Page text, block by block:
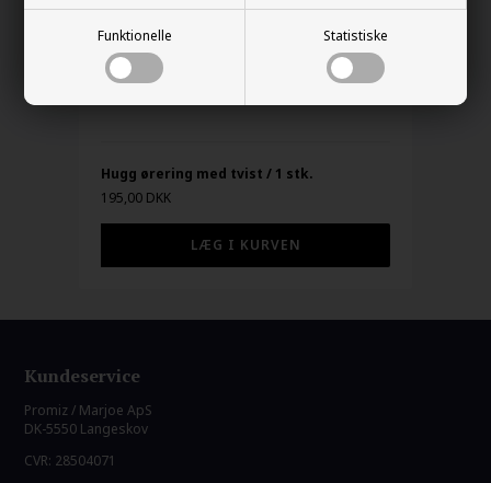
Funktionelle Statistiske
Hugg ørering med tvist / 1 stk.
195,00 DKK
Kundeservice
Promiz / Marjoe ApS
DK-5550 Langeskov
CVR: 28504071